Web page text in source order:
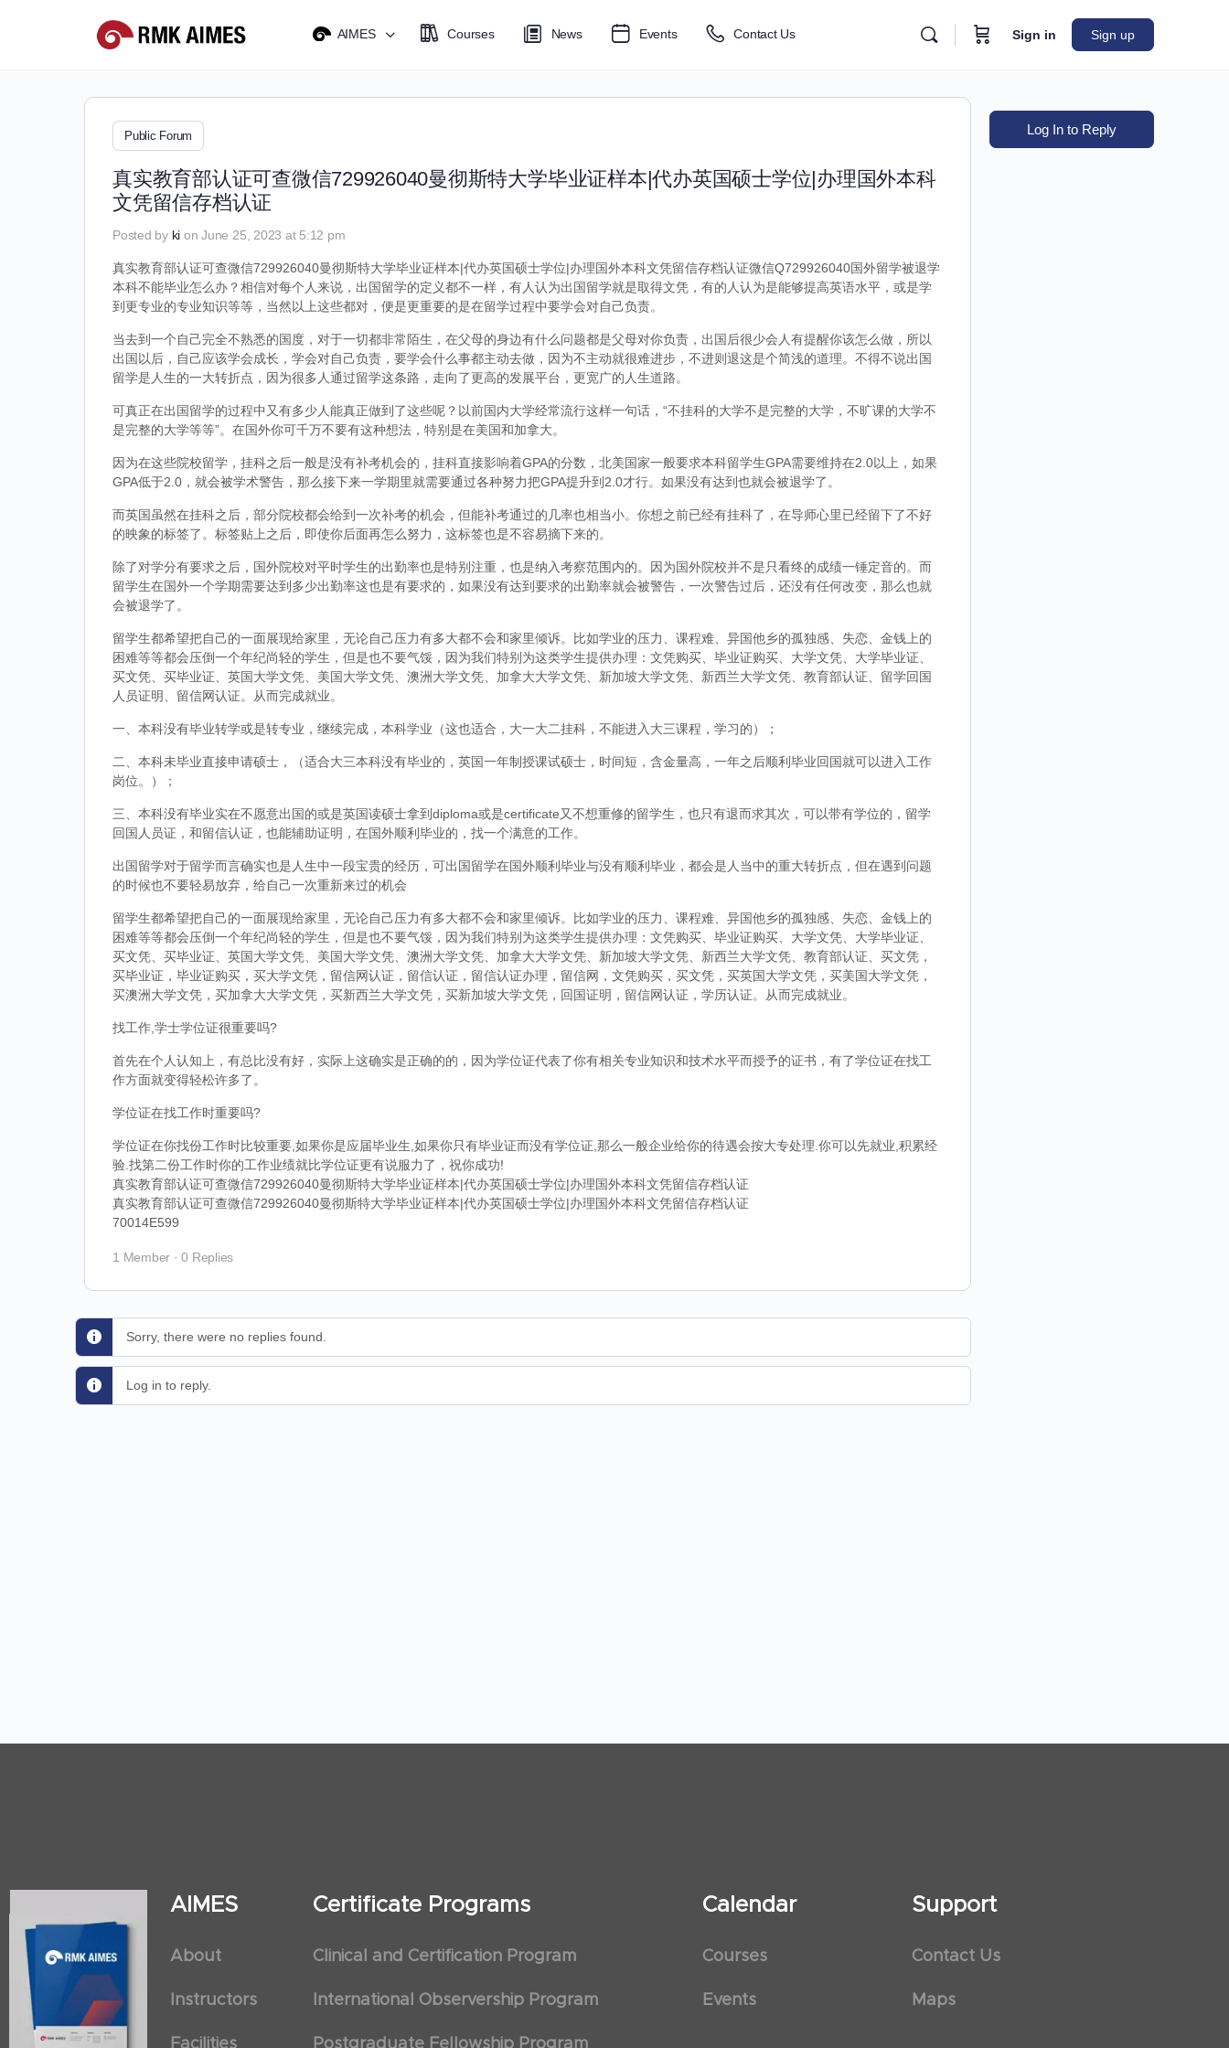
AIMES Courses News Events Contact Us Sign in Sign up
Public Forum
真实教育部认证可查微信729926040曼彻斯特大学毕业证样本|代办英国硕士学位|办理国外本科
文凭留信存档认证
Posted by ki on June 25, 2023 at 5:12 pm
真实教育部认证可查微信729926040曼彻斯特大学毕业证样本|代办英国硕士学位|办理国外本科文凭留信存档认证微信Q729926040国外留学被退学
本科不能毕业怎么办？相信对每个人来说，出国留学的定义都不一样，有人认为出国留学就是取得文凭，有的人认为是能够提高英语水平，或是学
到更专业的专业知识等等，当然以上这些都对，便是更重要的是在留学过程中要学会对自己负责。
当去到一个自己完全不熟悉的国度，对于一切都非常陌生，在父母的身边有什么问题都是父母对你负责，出国后很少会人有提醒你该怎么做，所以
出国以后，自己应该学会成长，学会对自己负责，要学会什么事都主动去做，因为不主动就很难进步，不进则退这是个简浅的道理。不得不说出国
留学是人生的一大转折点，因为很多人通过留学这条路，走向了更高的发展平台，更宽广的人生道路。
可真正在出国留学的过程中又有多少人能真正做到了这些呢？以前国内大学经常流行这样一句话，“不挂科的大学不是完整的大学，不旷课的大学不
是完整的大学等等”。在国外你可千万不要有这种想法，特别是在美国和加拿大。
因为在这些院校留学，挂科之后一般是没有补考机会的，挂科直接影响着GPA的分数，北美国家一般要求本科留学生GPA需要维持在2.0以上，如果
GPA低于2.0，就会被学术警告，那么接下来一学期里就需要通过各种努力把GPA提升到2.0才行。如果没有达到也就会被退学了。
而英国虽然在挂科之后，部分院校都会给到一次补考的机会，但能补考通过的几率也相当小。你想之前已经有挂科了，在导师心里已经留下了不好
的映象的标签了。标签贴上之后，即使你后面再怎么努力，这标签也是不容易摘下来的。
除了对学分有要求之后，国外院校对平时学生的出勤率也是特别注重，也是纳入考察范围内的。因为国外院校并不是只看终的成绩一锤定音的。而
留学生在国外一个学期需要达到多少出勤率这也是有要求的，如果没有达到要求的出勤率就会被警告，一次警告过后，还没有任何改变，那么也就
会被退学了。
留学生都希望把自己的一面展现给家里，无论自己压力有多大都不会和家里倾诉。比如学业的压力、课程难、异国他乡的孤独感、失恋、金钱上的
困难等等都会压倒一个年纪尚轻的学生，但是也不要气馁，因为我们特别为这类学生提供办理：文凭购买、毕业证购买、大学文凭、大学毕业证、
买文凭、买毕业证、英国大学文凭、美国大学文凭、澳洲大学文凭、加拿大大学文凭、新加坡大学文凭、新西兰大学文凭、教育部认证、留学回国
人员证明、留信网认证。从而完成就业。
一、本科没有毕业转学或是转专业，继续完成，本科学业（这也适合，大一大二挂科，不能进入大三课程，学习的）；
二、本科未毕业直接申请硕士，（适合大三本科没有毕业的，英国一年制授课试硕士，时间短，含金量高，一年之后顺利毕业回国就可以进入工作
岗位。）；
三、本科没有毕业实在不愿意出国的或是英国读硕士拿到diploma或是certificate又不想重修的留学生，也只有退而求其次，可以带有学位的，留学
回国人员证，和留信认证，也能辅助证明，在国外顺利毕业的，找一个满意的工作。
出国留学对于留学而言确实也是人生中一段宝贵的经历，可出国留学在国外顺利毕业与没有顺利毕业，都会是人当中的重大转折点，但在遇到问题
的时候也不要轻易放弃，给自己一次重新来过的机会
留学生都希望把自己的一面展现给家里，无论自己压力有多大都不会和家里倾诉。比如学业的压力、课程难、异国他乡的孤独感、失恋、金钱上的
困难等等都会压倒一个年纪尚轻的学生，但是也不要气馁，因为我们特别为这类学生提供办理：文凭购买、毕业证购买、大学文凭、大学毕业证、
买文凭、买毕业证、英国大学文凭、美国大学文凭、澳洲大学文凭、加拿大大学文凭、新加坡大学文凭、新西兰大学文凭、教育部认证、买文凭，
买毕业证，毕业证购买，买大学文凭，留信网认证，留信认证，留信认证办理，留信网，文凭购买，买文凭，买英国大学文凭，买美国大学文凭，
买澳洲大学文凭，买加拿大大学文凭，买新西兰大学文凭，买新加坡大学文凭，回国证明，留信网认证，学历认证。从而完成就业。
找工作,学士学位证很重要吗?
首先在个人认知上，有总比没有好，实际上这确实是正确的的，因为学位证代表了你有相关专业知识和技术水平而授予的证书，有了学位证在找工
作方面就变得轻松许多了。
学位证在找工作时重要吗?
学位证在你找份工作时比较重要,如果你是应届毕业生,如果你只有毕业证而没有学位证,那么一般企业给你的待遇会按大专处理.你可以先就业,积累经
验.找第二份工作时你的工作业绩就比学位证更有说服力了，祝你成功!
真实教育部认证可查微信729926040曼彻斯特大学毕业证样本|代办英国硕士学位|办理国外本科文凭留信存档认证
真实教育部认证可查微信729926040曼彻斯特大学毕业证样本|代办英国硕士学位|办理国外本科文凭留信存档认证
70014E599
1 Member · 0 Replies
Sorry, there were no replies found.
Log in to reply.
Log In to Reply
AIMES
About
Instructors
Facilities
Certificate Programs
Clinical and Certification Program
International Observership Program
Postgraduate Fellowship Program
Calendar
Courses
Events
Support
Contact Us
Maps